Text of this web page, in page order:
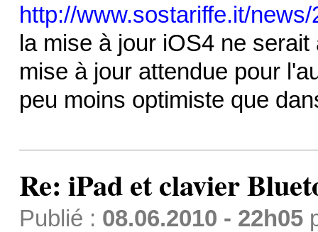
http://www.sostariffe.it/
la mise à jour iOS4 ne
mise à jour attendue pour
peu moins optimiste que
Re: iPad et clavier
Publié : 08.06.2010 - 22h05